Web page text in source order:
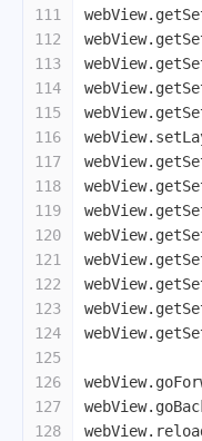
111
112
113
114
115
116
117
118
119
120
121
122
123
124
125
126
127
128